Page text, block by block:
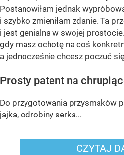
Postanowiłam jednak
i szybko zmieniłam zdanie. Ta
i jest genialna w swojej
gdy masz ochotę na coś
a jednocześnie chcesz poczuć
Prosty patent na
Do przygotowania przysmaków
jajka, odrobiny serka...
CZYTAJ